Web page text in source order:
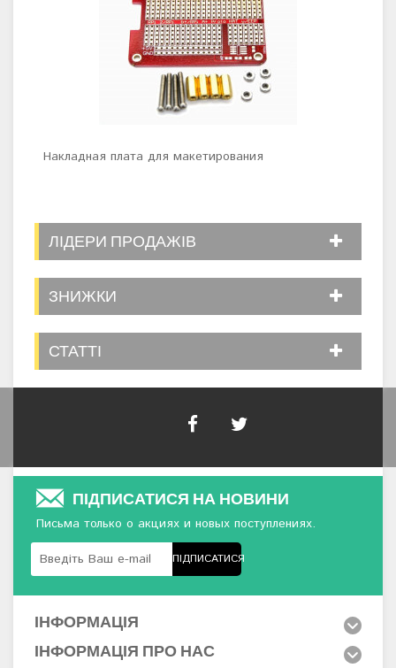
Накладная плата для макетирования
ЛІДЕРИ ПРОДАЖІВ
ЗНИЖКИ
СТАТТІ
ПІДПИСАТИСЯ НА НОВИНИ
Письма только о акциях и новых поступлениях.
ПІДПИСАТИСЯ
ІНФОРМАЦІЯ
ІНФОРМАЦІЯ ПРО НАС